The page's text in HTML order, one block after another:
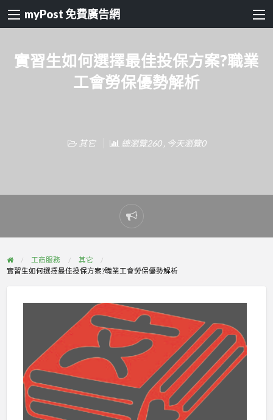
myPost 免費廣告網
實習生如何選擇最佳投保方案?職業
工會勞保優勢解析
其它 總瀏覽260 , 今天瀏覽0
Report
problem
工商服務
其它
實習生如何選擇最佳投保方案?職業工會勞保優勢解析